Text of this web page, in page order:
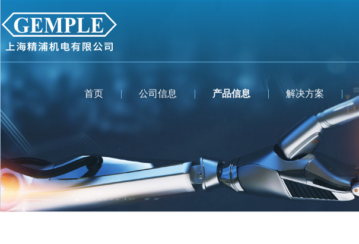
首页 公司信息 产品信息 解决方案